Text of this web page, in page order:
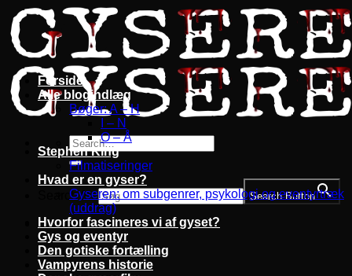
Fortsæt
til
indhold
Search for: Search Button
Forside
Alle blogindlæg
Bøger: A – H
I – N
O – Å
Stephen King
Filmatiseringer
Hvad er en gyser?
Gyseren: om subgenrer, psykologi og eventyrtræk
(uddrag)
Hvorfor fascineres vi af gyset?
Gys og eventyr
Den gotiske fortælling
Vampyrens historie